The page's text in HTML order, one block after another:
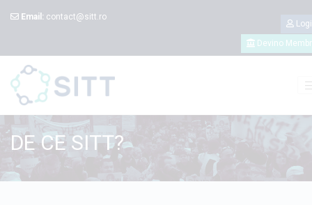
Email: contact@sitt.ro
Devino
DE CE SITT?